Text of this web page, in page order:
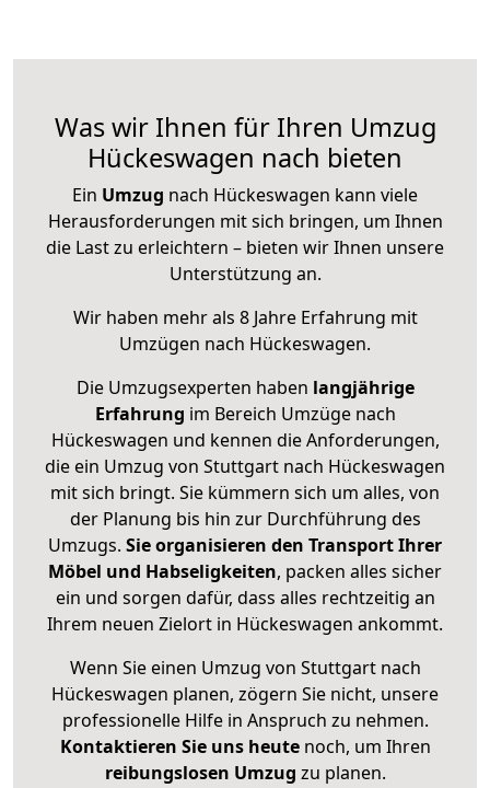
Was wir Ihnen für Ihren Umzug
Hückeswagen nach bieten
Ein Umzug nach Hückeswagen kann viele
Herausforderungen mit sich bringen, um Ihnen
die Last zu erleichtern – bieten wir Ihnen unsere
Unterstützung an.
Wir haben mehr als 8 Jahre Erfahrung mit
Umzügen nach Hückeswagen.
Die Umzugsexperten haben langjährige
Erfahrung im Bereich Umzüge nach
Hückeswagen und kennen die Anforderungen,
die ein Umzug von Stuttgart nach Hückeswagen
mit sich bringt. Sie kümmern sich um alles, von
der Planung bis hin zur Durchführung des
Umzugs. Sie organisieren den Transport Ihrer
Möbel und Habseligkeiten, packen alles sicher
ein und sorgen dafür, dass alles rechtzeitig an
Ihrem neuen Zielort in Hückeswagen ankommt.
Wenn Sie einen Umzug von Stuttgart nach
Hückeswagen planen, zögern Sie nicht, unsere
professionelle Hilfe in Anspruch zu nehmen.
Kontaktieren Sie uns heutenoch, um Ihren
reibungslosen Umzug zu planen.